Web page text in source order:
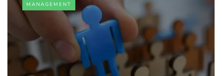
MANAGEMENT